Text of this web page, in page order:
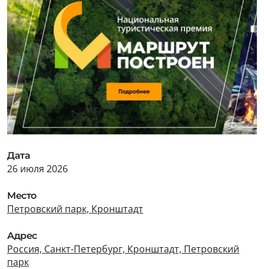
Дата
26 июля 2026
Место
Петровский парк, Кронштадт
Адрес
Россия, Санкт-Петербург, Кронштадт, Петровский
парк